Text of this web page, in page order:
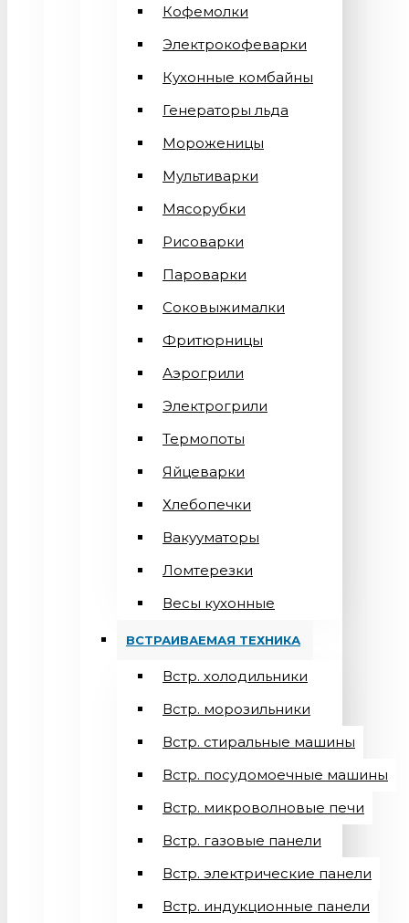
Кофемолки
Электрокофеварки
Кухонные комбайны
Генераторы льда
Мороженицы
Мультиварки
Мясорубки
Рисоварки
Пароварки
Соковыжималки
Фритюрницы
Аэрогрили
Электрогрили
Термопоты
Яйцеварки
Хлебопечки
Вакууматоры
Ломтерезки
Весы кухонные
ВСТРАИВАЕМАЯ ТЕХНИКА
Встр. холодильники
Встр. морозильники
Встр. стиральные машины
Встр. посудомоечные машины
Встр. микроволновые печи
Встр. газовые панели
Встр. электрические панели
Встр. индукционные панели